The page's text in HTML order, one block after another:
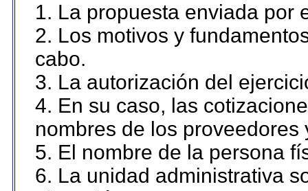
1. La propuesta enviada por
2. Los motivos y
cabo.
3. La autorización del
4. En su caso, las
nombres de los proveedores
5. El nombre de la persona
6. La unidad administrativa